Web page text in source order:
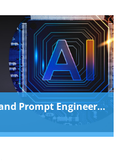
Mastering AI Tools and Prompt Engineering